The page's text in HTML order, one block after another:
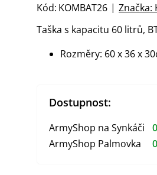
Taška s kapacitu 60 litrů,
Rozměry: 60 x 36 x
Značka:
Kód: KOMBAT26
Dostupnost:
ArmyShop na Synkáči
ArmyShop Palmovka